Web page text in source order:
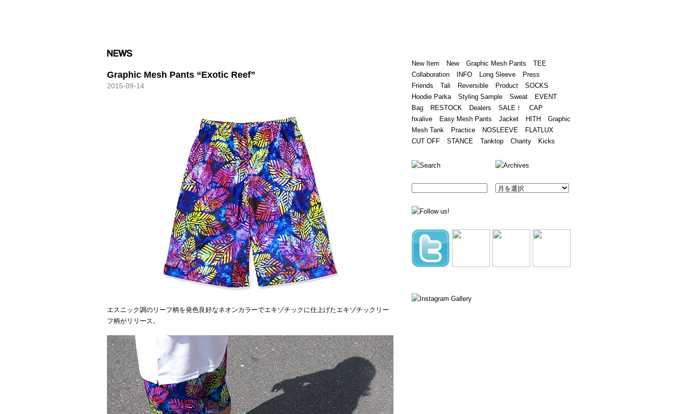
Graphic Mesh Pants “Exotic Reef”
2015-09-14
エスニック調のリーフ柄を発色良好なネオンカラーでエキゾチックに仕上げたエキゾチックリー
フ柄がリリース。
New Item New Graphic Mesh Pants
TEE
Collaboration
INFO Long Sleeve
Press
Friends
Tali Reversible Product
SOCKS
Hoodie Parka
Styling Sample Sweat
EVENT
Bag
RESTOCK Dealers SALE！
CAP
hxalive
Easy Mesh Pants Jacket HITH
Graphic
Mesh Tank
Practice NOSLEEVE
FLATLUX
CUT OFF
STANCE Tanktop Charity Kicks